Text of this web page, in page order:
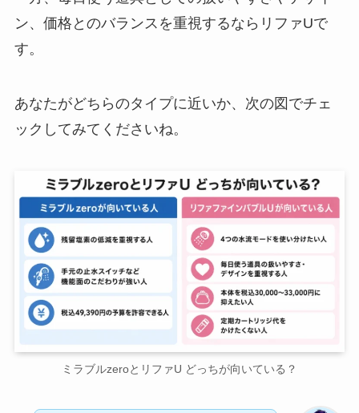
ン、価格とのバランスを重視するならリファUで
す。
あなたがどちらのタイプに近いか、次の図でチェ
ックしてみてくださいね。
ミラブルzeroとリファU どっちが向いている？